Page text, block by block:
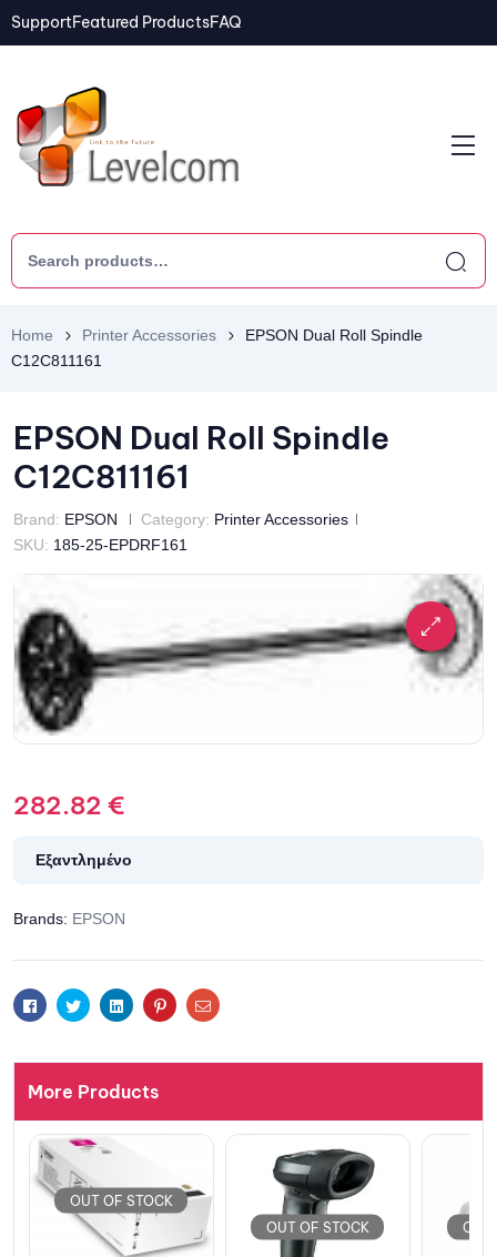
SupportFeatured ProductsFAQ
Home Printer Accessories
EPSON Dual Roll Spindle
C12C811161
EPSON Dual Roll Spindle
C12C811161
Brand: EPSON Category: Printer Accessories
SKU: 185-25-EPDRF161
282.82 €
Εξαντλημένο
Brands: EPSON
FacebookTwitterLinkedinPinterestEmail
More Products
OUT OF STOCK OUT OF STOCK